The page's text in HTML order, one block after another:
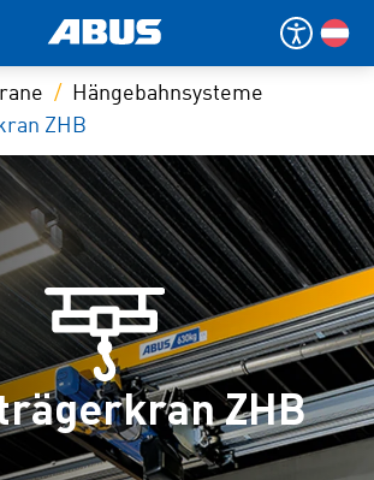
Hängebahnsysteme
ZHB
ZHB